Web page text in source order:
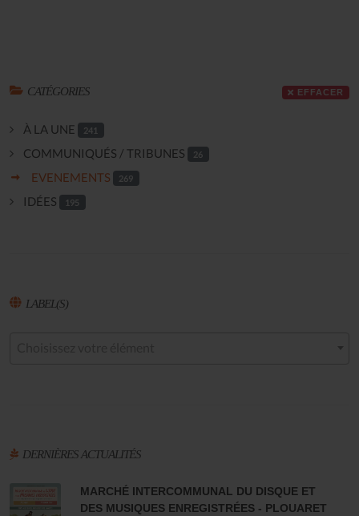
CATÉGORIES EFFACER
À LA UNE 241
COMMUNIQUÉS / TRIBUNES 26
EVENEMENTS 269
IDÉES 195
LABEL(S)
DERNIÈRES ACTUALITÉS
MARCHÉ INTERCOMMUNAL DU DISQUE ET
DES MUSIQUES ENREGISTRÉES - PLOUARET